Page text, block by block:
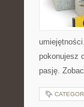
pokonujesz
pasję.